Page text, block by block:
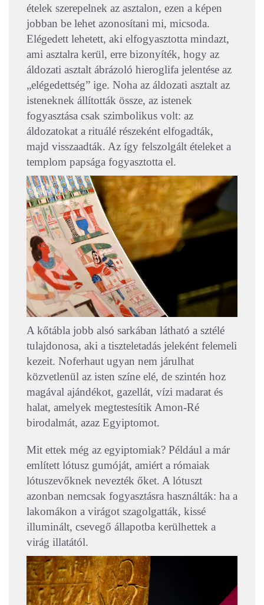
ételek szerepelnek az asztalon, ezen a képen
jobban be lehet azonosítani mi, micsoda.
Elégedett lehetett, aki elfogyasztotta mindazt,
ami asztalra kerül, erre bizonyíték, hogy az
áldozati asztalt ábrázoló hieroglifa jelentése az
„elégedettség” ige. Noha az áldozati asztalt az
isteneknek állították össze, az istenek
fogyasztása csak szimbolikus volt: az
áldozatokat a rituálé részeként elfogadták,
majd visszaadták. Az így felszolgált ételeket a
templom papsága fogyasztotta el.
A kőtábla jobb alsó sarkában látható a sztélé
tulajdonosa, aki a tiszteletadás jeleként felemeli
kezeit. Noferhaut ugyan nem járulhat
közvetlenül az isten színe elé, de szintén hoz
magával ajándékot, gazellát, vízi madarat és
halat, amelyek megtestesítik Amon-Ré
birodalmát, azaz Egyiptomot.
Mit ettek még az egyiptomiak? Például a már
említett lótusz gumóját, amiért a rómaiak
lótuszevőknek nevezték őket. A lótuszt
azonban nemcsak fogyasztásra használták: ha a
lakomákon a virágot szagolgatták, kissé
illuminált, csevegő állapotba kerülhettek a
virág illatától.